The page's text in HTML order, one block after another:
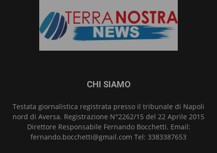
CHI SIAMO
Testata giornalistica registrata presso il tribunale di Napoli
nord di Aversa. Registrazione N°2262/15 del 22 Aprile 2015
Direttore Responsabile Fernando Bocchetti. Email:
fernando.bocchetti@gmail.com Tel: 3383387653